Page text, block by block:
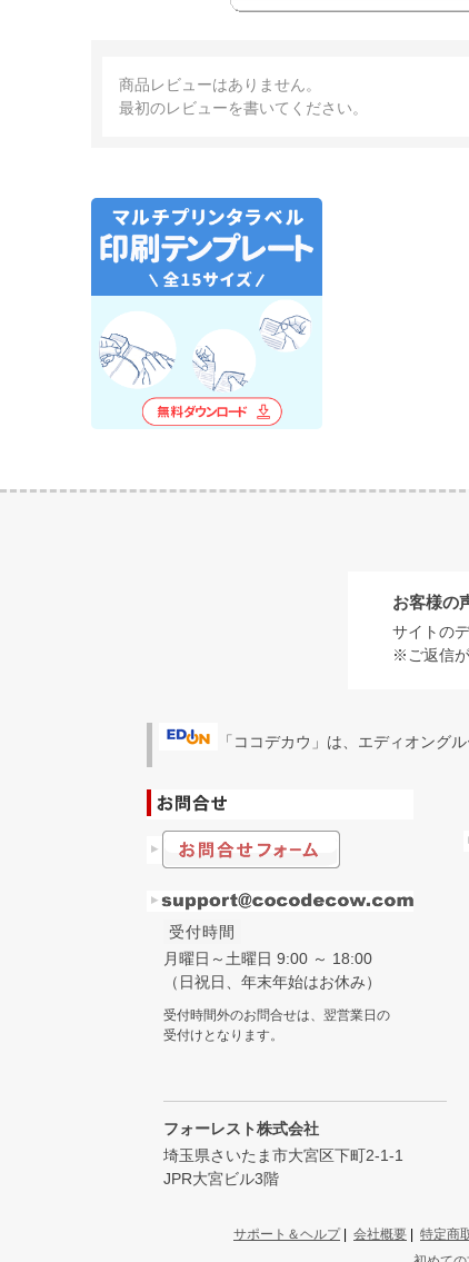
商品レビューはありません。
最初のレビューを書いてください。
お客様の
サイトの
※ご返信
「ココデカウ」は、エディオング
受付時間
月曜日～土曜日 9:00 ～ 18:00
（日祝日、年末年始はお休み）
受付時間外のお問合せは、翌営業日の
受付けとなります。
フォーレスト株式会社
埼玉県さいたま市大宮区下町2-1-1
JPR大宮ビル3階
サポート＆ヘルプ| 会社概要 特定商